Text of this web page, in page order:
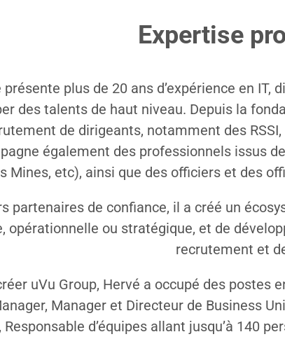
Expertise
plus de 20 ans d’expérience en
des talents de haut niveau. Depuis la
de dirigeants, notamment des
également des professionnels issus
Mines, etc), ainsi que des officiers et des
partenaires de confiance, il a créé un
opérationnelle ou stratégique, et de
recrutement et
uVu Group, Hervé a occupé des postes
Manager et Directeur de Business
Responsable d’équipes allant jusqu’à 140